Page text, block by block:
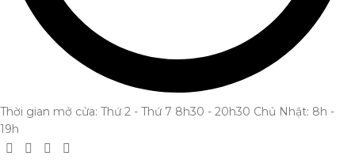
Thời gian mở cửa: Thứ 2 - Thứ 7 8h30 - 20h30 Chủ Nhật: 8h -
19h